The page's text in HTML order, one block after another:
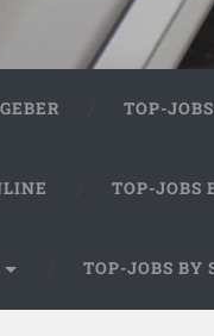
TOP-
TOP-JOBS
TOP-JOBS BY